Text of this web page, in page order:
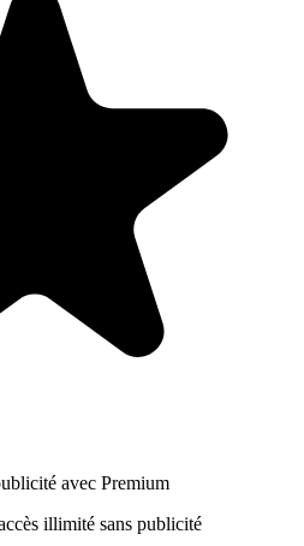
avec Premium
illimité sans publicité